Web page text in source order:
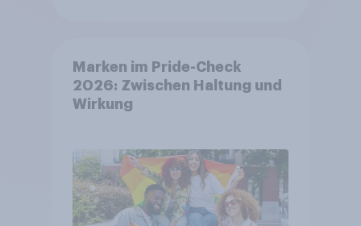
Marken im Pride-Check
2026: Zwischen Haltung und
Wirkung